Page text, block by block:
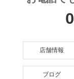
店舗情報
ブログ